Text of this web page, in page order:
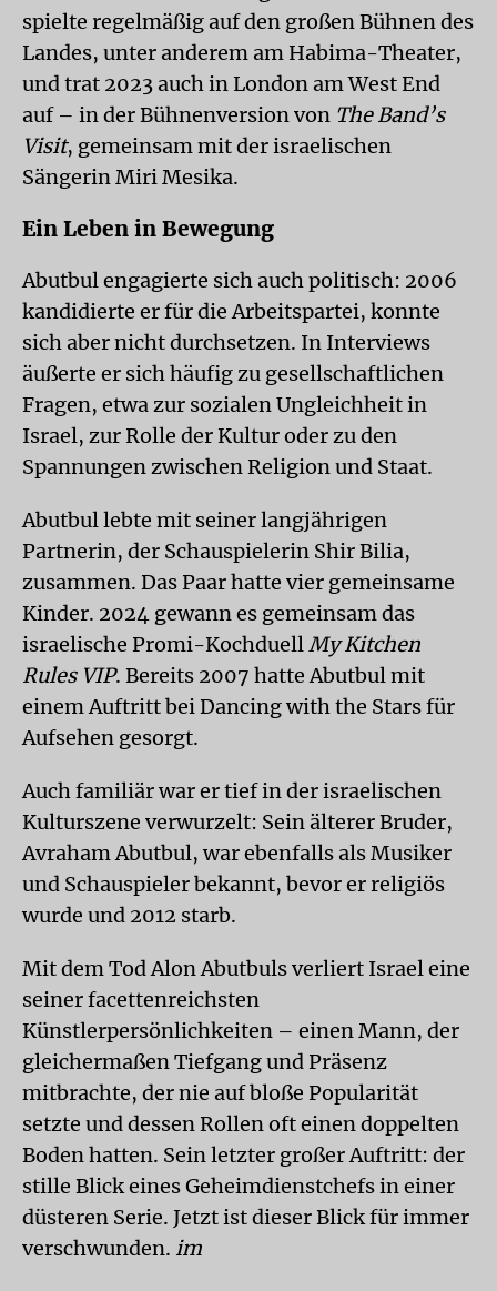
spielte regelmäßig auf den großen Bühnen des
Landes, unter anderem am Habima-Theater,
und trat 2023 auch in London am West End
auf – in der Bühnenversion von The Band’s
Visit, gemeinsam mit der israelischen
Sängerin Miri Mesika.
Ein Leben in Bewegung
Abutbul engagierte sich auch politisch: 2006
kandidierte er für die Arbeitspartei, konnte
sich aber nicht durchsetzen. In Interviews
äußerte er sich häufig zu gesellschaftlichen
Fragen, etwa zur sozialen Ungleichheit in
Israel, zur Rolle der Kultur oder zu den
Spannungen zwischen Religion und Staat.
Abutbul lebte mit seiner langjährigen
Partnerin, der Schauspielerin Shir Bilia,
zusammen. Das Paar hatte vier gemeinsame
Kinder. 2024 gewann es gemeinsam das
israelische Promi-KochduellMy Kitchen
Rules VIP. Bereits 2007 hatte Abutbul mit
einem Auftritt bei Dancing with the Stars für
Aufsehen gesorgt.
Auch familiär war er tief in der israelischen
Kulturszene verwurzelt: Sein älterer Bruder,
Avraham Abutbul, war ebenfalls als Musiker
und Schauspieler bekannt, bevor er religiös
wurde und 2012 starb.
Mit dem Tod Alon Abutbuls verliert Israel eine
seiner facettenreichsten
Künstlerpersönlichkeiten – einen Mann, der
gleichermaßen Tiefgang und Präsenz
mitbrachte, der nie auf bloße Popularität
setzte und dessen Rollen oft einen doppelten
Boden hatten. Sein letzter großer Auftritt: der
stille Blick eines Geheimdienstchefs in einer
düsteren Serie. Jetzt ist dieser Blick für immer
verschwunden. im